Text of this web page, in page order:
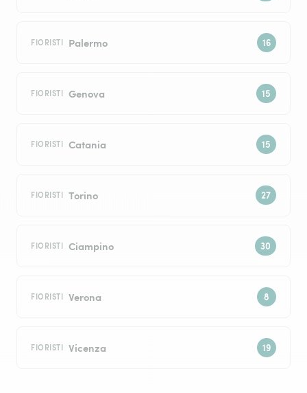
FIORISTI Palermo
FIORISTI Genova
FIORISTI Catania
FIORISTI Torino
FIORISTI Ciampino
FIORISTI Verona
FIORISTI Vicenza